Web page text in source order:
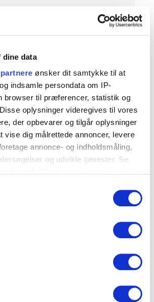
data
ønsker dit samtykke til at
indsamle persondata om IP-
browser til præferencer, statistik og
oplysninger videregives til vores
der opbevarer og tilgår oplysninger
vise dig målrettede annoncer, levere
annonce- og indholdsmåling,
og udvikle tjenester. Se
fra vores
eller ved at trykke på "Privacy
oplysninger om din placering, der
enhed baseret på en scanning af
(fingerprinting)
mm